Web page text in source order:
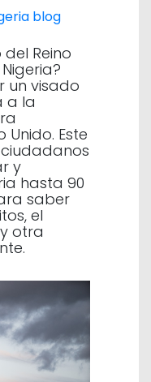
blog
Reino
un visado
a la
Este
y
hasta 90
saber
el
otra